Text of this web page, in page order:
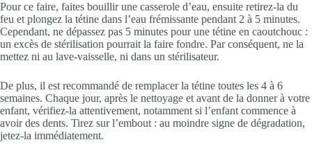
Pour ce faire, faites bouillir une casserole d’eau, ensuite retirez-la du
feu et plongez la tétine dans l’eau frémissante pendant 2 à 5 minutes.
Cependant, ne dépassez pas 5 minutes pour une tétine en caoutchouc :
un excès de stérilisation pourrait la faire fondre. Par conséquent, ne la
mettez ni au lave-vaisselle, ni dans un stérilisateur.
De plus, il est recommandé de remplacer la tétine toutes les 4 à 6
semaines. Chaque jour, après le nettoyage et avant de la donner à votre
enfant, vérifiez-la attentivement, notamment si l’enfant commence à
avoir des dents. Tirez sur l’embout : au moindre signe de dégradation,
jetez-la immédiatement.